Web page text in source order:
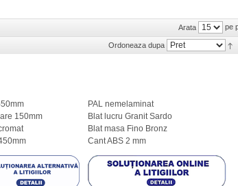
Arata pe
Ordoneaza dupa
PAL nemelaminat
150mm
Blat lucru Granit Sardo
Blat masa Fino Bronz
Cant ABS 2 mm